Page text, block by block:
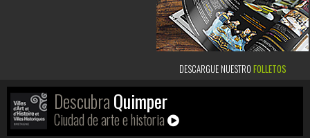
DESCARGUE NUESTRO FOLLETOS
DescubraQuimper
Ciudad de arte e historia